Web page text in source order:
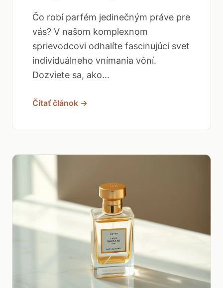
Čo robí parfém jedinečným práve pre
vás? V našom komplexnom
sprievodcovi odhalíte fascinujúci svet
individuálneho vnímania vôní.
Dozviete sa, ako...
Čítať článok →